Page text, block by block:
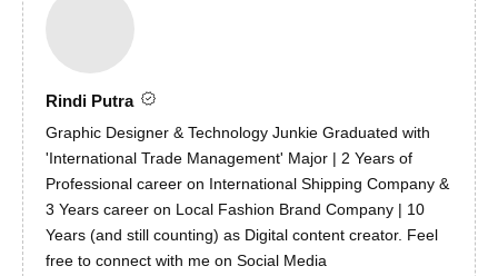
Rindi Putra
Graphic Designer & Technology Junkie Graduated with
'International Trade Management' Major | 2 Years of
Professional career on International Shipping Company &
3 Years career on Local Fashion Brand Company | 10
Years (and still counting) as Digital content creator. Feel
free to connect with me on Social Media